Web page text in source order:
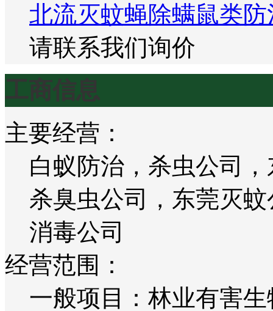
北流灭蚊蝇除螨鼠类
请联系我们询价
工商信息
主要经营：
白蚁防治，杀虫公司
杀臭虫公司，东莞灭
消毒公司
经营范围：
一般项目：林业有害